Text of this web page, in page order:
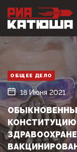
ОБЩЕЕ ДЕЛО
18 Июня 2021